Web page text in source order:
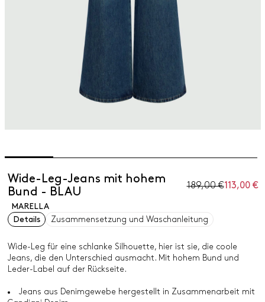
Wide-Leg-Jeans mit hohem
Bund - BLAU
189,00 €113,00 €
MARELLA
Details
Zusammensetzung und Waschanleitung
Wide-Leg für eine schlanke Silhouette, hier ist sie, die coole
Jeans, die den Unterschied ausmacht. Mit hohem Bund und
Leder-Label auf der Rückseite.
Jeans aus Denimgewebe hergestellt in Zusammenarbeit mit